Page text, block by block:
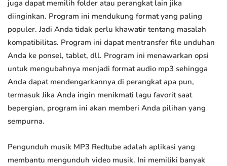
juga dapat memilih folder atau perangkat lain jika
diinginkan. Program ini mendukung format yang paling
populer. Jadi Anda tidak perlu khawatir tentang masalah
kompatibilitas. Program ini dapat mentransfer file unduhan
Anda ke ponsel, tablet, dll. Program ini menawarkan opsi
untuk mengubahnya menjadi format audio mp3 sehingga
Anda dapat mendengarkannya di perangkat apa pun,
termasuk Jika Anda ingin menikmati lagu favorit saat
bepergian, program ini akan memberi Anda pilihan yang
sempurna.
Pengunduh musik MP3 Redtube adalah aplikasi yang
membantu mengunduh video musik. Ini memiliki banyak